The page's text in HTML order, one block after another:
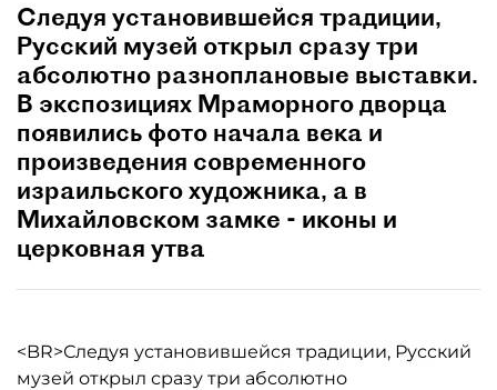
Следуя установившейся традиции,
Русский музей открыл сразу три
абсолютно разноплановые выставки.
В экспозициях Мраморного дворца
появились фото начала века и
произведения современного
израильского художника, а в
Михайловском замке - иконы и
церковная утва
<BR>Следуя установившейся традиции, Русский
музей открыл сразу три абсолютно